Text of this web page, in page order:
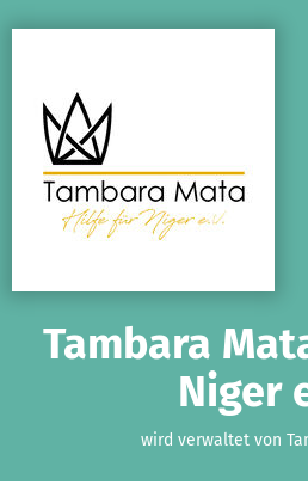
Tambara
Niger
wird verwaltet von